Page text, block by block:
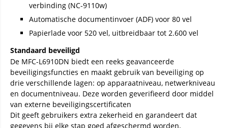
verbinding (NC-9110w)
Automatische documentinvoer (ADF) voor 80 vel
Papierlade voor 520 vel, uitbreidbaar tot 2.600 vel
Standaard beveiligd
De MFC-L6910DN biedt een reeks geavanceerde
beveiligingsfuncties en maakt gebruik van beveiliging op
drie verschillende lagen: op apparaatniveau, netwerkniveau
en documentniveau. Deze worden geverifieerd door middel
van externe beveiligingscertificaten
Dit geeft gebruikers extra zekerheid en garandeert dat
gegevens bij elke stap goed afgeschermd worden.